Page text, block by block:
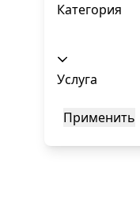
Категория
Услуга
Применить